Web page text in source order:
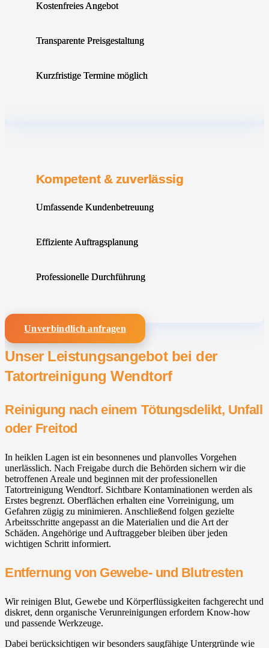
Kostenfreies Angebot
Transparente Preisgestaltung
Kurzfristige Termine möglich
Kompetent & zuverlässig
Umfassende Kundenbetreuung
Effiziente Auftragsplanung
Professionelle Durchführung
Unverbindlich anfragen
Unser Leistungsangebot bei der
Tatortreinigung Wendtorf
Reinigung nach einem Tötungsdelikt, Unfall
oder Freitod
In heiklen Lagen ist ein besonnenes und planvolles Vorgehen
unerlässlich. Nach Freigabe durch die Behörden sichern wir die
betroffenen Areale und beginnen mit der professionellen
Tatortreinigung Wendtorf. Sichtbare Kontaminationen werden als
Erstes begrenzt. Oberflächen erhalten eine Vorreinigung, um
Gefahren zügig zu minimieren. Anschließend folgen gezielte
Arbeitsschritte angepasst an die Materialien und die Art der
Schäden. Angehörige und Auftraggeber bleiben über jeden
wichtigen Schritt informiert.
Entfernung von Gewebe- und Blutresten
Wir reinigen Blut, Gewebe und Körperflüssigkeiten fachgerecht und
diskret, denn organische Verunreinigungen erfordern Know-how
und passende Werkzeuge.
Dabei berücksichtigen wir besonders saugfähige Untergründe wie